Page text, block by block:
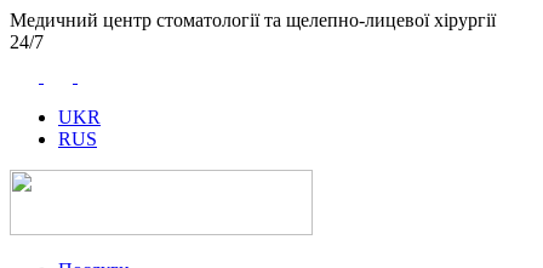
Медичний центр стоматології та щелепно-лицевої хірургії
24/7
UKR
RUS